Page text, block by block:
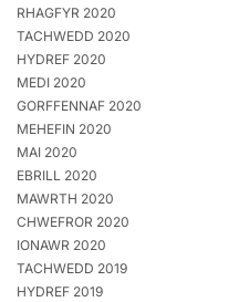
RHAGFYR 2020
TACHWEDD 2020
HYDREF 2020
MEDI 2020
GORFFENNAF 2020
MEHEFIN 2020
MAI 2020
EBRILL 2020
MAWRTH 2020
CHWEFROR 2020
IONAWR 2020
TACHWEDD 2019
HYDREF 2019